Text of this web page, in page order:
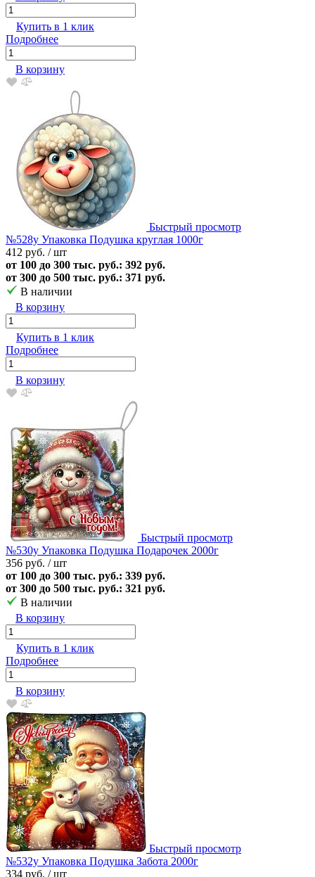
Купить в 1 клик
Подробнее
В корзину
Быстрый просмотр
№528у Упаковка Подушка круглая 1000г
412 руб. / шт
от 100 до 300 тыс. руб.: 392 руб.
от 300 до 500 тыс. руб.: 371 руб.
В наличии
В корзину
Купить в 1 клик
Подробнее
В корзину
Быстрый просмотр
№530у Упаковка Подушка Подарочек 2000г
356 руб. / шт
от 100 до 300 тыс. руб.: 339 руб.
от 300 до 500 тыс. руб.: 321 руб.
В наличии
В корзину
Купить в 1 клик
Подробнее
В корзину
Быстрый просмотр
№532у Упаковка Подушка Забота 2000г
334 руб. / шт